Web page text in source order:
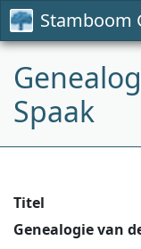
Stamboom
Spaak
Titel
Genealogie van